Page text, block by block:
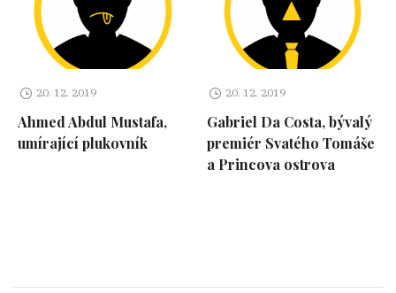
20. 12. 2019
Ahmed Abdul Mustafa,
umírající plukovník
20. 12. 2019
Gabriel Da Costa, bývalý
premiér Svatého Tomáše
a Princova ostrova